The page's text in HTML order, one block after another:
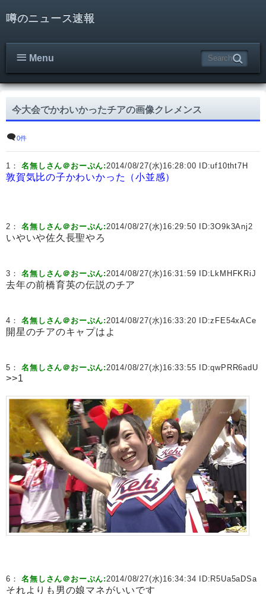
噂のニュース速報
Menu
今大会でかわいかったチアの画像クレメンス
0件
1：名無しさん＠おーぷん:2014/08/27(水)16:28:00 ID:uf10tht7H
敦賀気比の子かわいかった（小並感）
2：名無しさん＠おーぷん:2014/08/27(水)16:29:50 ID:3O9k3Anj2
いやいや佐久長聖やろ
3：名無しさん＠おーぷん:2014/08/27(水)16:31:59 ID: LkMHFKRiJ
去年の前橋育英の伝説のチア
4：名無しさん＠おーぷん:2014/08/27(水)16:33:20 ID:zFE54xACe
開星のチアのキャプはよ
5：名無しさん＠おーぷん:2014/08/27(水)16:33:55 ID:qwPRR6adU
>>1
6：名無しさん＠おーぷん:2014/08/27(水)16:34:34 ID: R5Ua5aDSa
それよりも男の娘マネがいいです